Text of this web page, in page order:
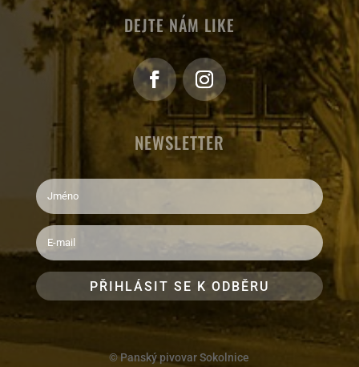
DEJTE NÁM LIKE
NEWSLETTER
PŘIHLÁSIT SE K ODBĚRU
© Panský pivovar Sokolnice